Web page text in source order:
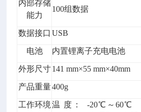
内部存储
能力
100组数据
数据接口 USB
电池 内置锂离子充电电池
外形尺寸141 mm×55 mm×40mm
产品重量400g
工作环境 温 度： -20℃～